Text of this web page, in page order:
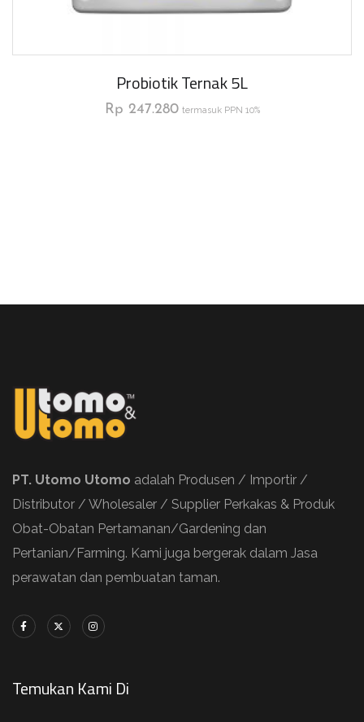
Probiotik Ternak 5L
Rp 247.280 termasuk PPN 10%
PT. Utomo Utomo adalah Produsen / Importir /
Distributor / Wholesaler / Supplier Perkakas & Produk
Obat-Obatan Pertamanan/Gardening dan
Pertanian/Farming. Kami juga bergerak dalam Jasa
perawatan dan pembuatan taman.
Temukan Kami Di